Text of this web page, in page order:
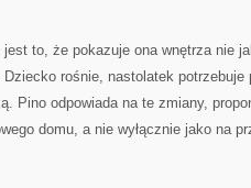
to, że pokazuje ona wnętrza nie
rośnie, nastolatek
Pino odpowiada na te zmiany,
domu, a nie wyłącznie jako na